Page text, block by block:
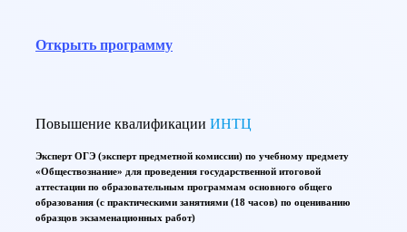
Открыть программу
Повышение квалификации ИНТЦ
Эксперт ОГЭ (эксперт предметной комиссии) по учебному предмету
«Обществознание» для проведения государственной итоговой
аттестации по образовательным программам основного общего
образования (с практическими занятиями (18 часов) по оцениванию
образцов экзаменационных работ)